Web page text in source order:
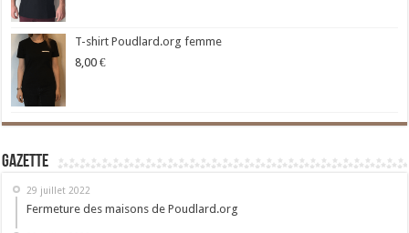
T-shirt Poudlard.org femme
8,00 €
Gazette
29 juillet 2022
Fermeture des maisons de Poudlard.org